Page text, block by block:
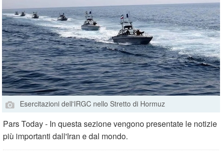
Esercitazioni dell'IRGC nello Stretto di Hormuz
Pars Today - In questa sezione vengono presentate le notizie
più importanti dall'Iran e dal mondo.